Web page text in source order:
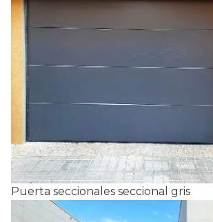
Puerta seccionales seccional gris